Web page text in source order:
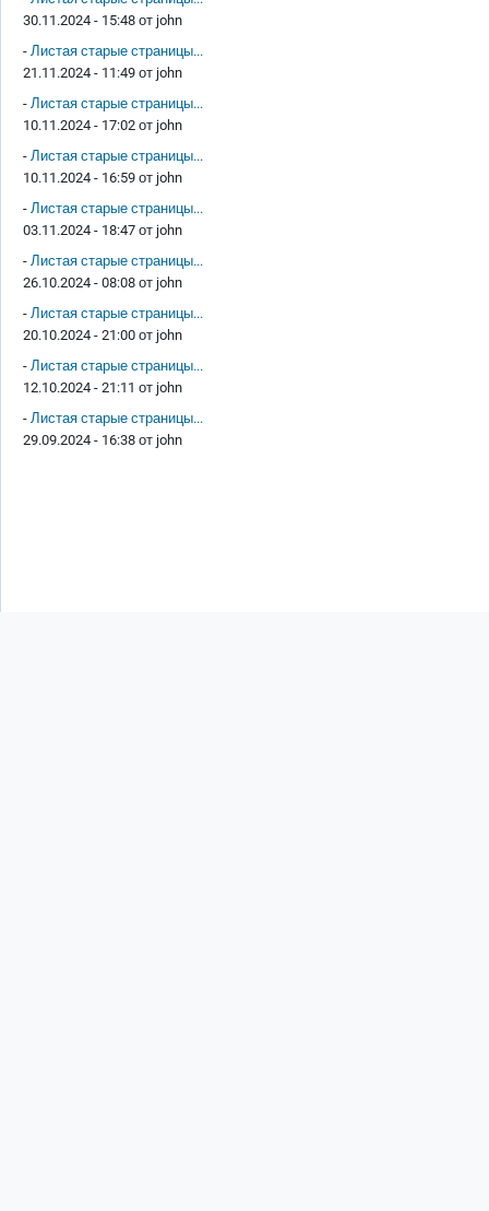
30.11.2024 - 15:48 от john
- Листая старые страницы...
21.11.2024 - 11:49 от john
- Листая старые страницы...
10.11.2024 - 17:02 от john
- Листая старые страницы...
10.11.2024 - 16:59 от john
- Листая старые страницы...
03.11.2024 - 18:47 от john
- Листая старые страницы...
26.10.2024 - 08:08 от john
- Листая старые страницы...
20.10.2024 - 21:00 от john
- Листая старые страницы...
12.10.2024 - 21:11 от john
- Листая старые страницы...
29.09.2024 - 16:38 от john